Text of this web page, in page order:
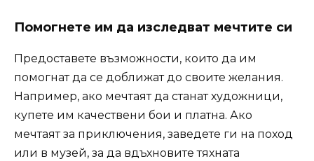
Помогнете им да изследват мечтите си
Предоставете възможности, които да им
помогнат да се доближат до своите желания.
Например, ако мечтаят да станат художници,
купете им качествени бои и платна. Ако
мечтаят за приключения, заведете ги на поход
или в музей, за да вдъхновите тяхната